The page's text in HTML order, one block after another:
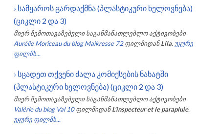
› სამყაროს გარდაქმნა (პლასტიკური ხელოვნება)
(ციკლი 2 და 3)
მიერ შემოთავაზებული საგანმანათლებლო აქტივობები
Aurélie Moriceau du blog Maikresse 72 ფილმიდან Lila. უყურე
ფილმს...
› სცადეთ თქვენი ძალა კომიქსების ნახატში
(პლასტიკური ხელოვნება) (ციკლი 2 და 3)
მიერ შემოთავაზებული საგანმანათლებლო აქტივობები
Valérie du blog Val 10 ფილმიდან L'inspecteur et le parapluie.
უყურე ფილმს...